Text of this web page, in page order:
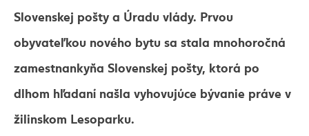
Slovenskej pošty a Úradu vlády. Prvou
obyvateľkou nového bytu sa stala mnohoročná
zamestnankyňa Slovenskej pošty, ktorá po
dlhom hľadaní našla vyhovujúce bývanie práve v
žilinskom Lesoparku.